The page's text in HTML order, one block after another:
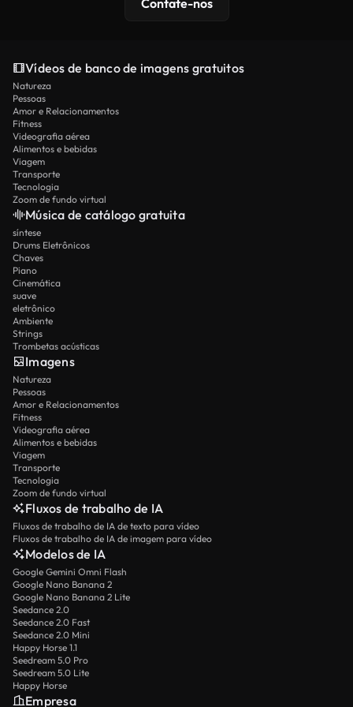
Contate-nos
Vídeos de banco de imagens gratuitos
Natureza
Pessoas
Amor e Relacionamentos
Fitness
Videografia aérea
Alimentos e bebidas
Viagem
Transporte
Tecnologia
Zoom de fundo virtual
Música de catálogo gratuita
síntese
Drums Eletrônicos
Chaves
Piano
Cinemática
suave
eletrônico
Ambiente
Strings
Trombetas acústicas
Imagens
Natureza
Pessoas
Amor e Relacionamentos
Fitness
Videografia aérea
Alimentos e bebidas
Viagem
Transporte
Tecnologia
Zoom de fundo virtual
Fluxos de trabalho de IA
Fluxos de trabalho de IA de texto para vídeo
Fluxos de trabalho de IA de imagem para vídeo
Modelos de IA
Google Gemini Omni Flash
Google Nano Banana 2
Google Nano Banana 2 Lite
Seedance 2.0
Seedance 2.0 Fast
Seedance 2.0 Mini
Happy Horse 1.1
Seedream 5.0 Pro
Seedream 5.0 Lite
Happy Horse
Empresa